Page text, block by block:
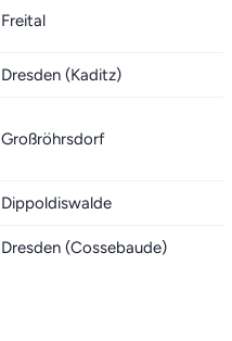
Freital
Dresden (Kaditz)
Großröhrsdorf
Dippoldiswalde
Dresden (Cossebaude)